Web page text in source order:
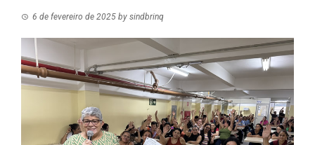
6 de fevereiro de 2025 by sindbrinq